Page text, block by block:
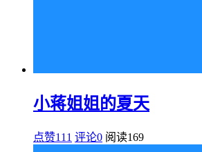
小蒋姐姐的夏天
点赞111 评论0 阅读169